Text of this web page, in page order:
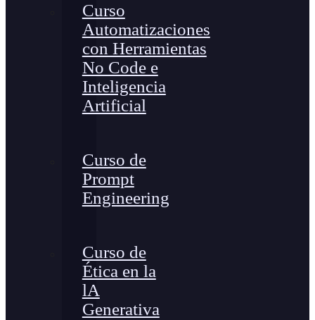
Curso
Automatizaciones
con Herramientas
No Code e
Inteligencia
Artificial
Curso de
Prompt
Engineering
Curso de
Ética en la
lA
Generativa